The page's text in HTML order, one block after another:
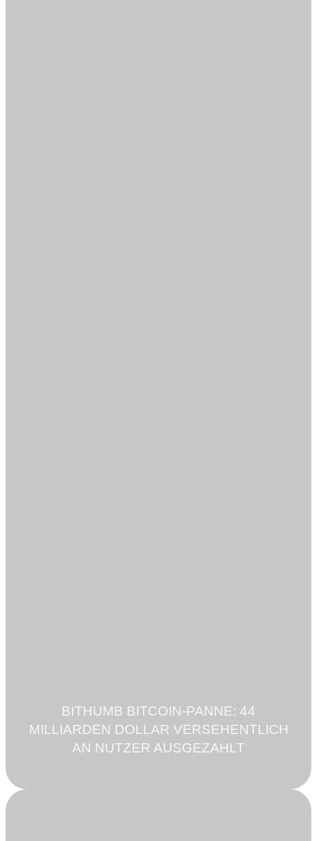
BITHUMB BITCOIN-PANNE: 44
MILLIARDEN DOLLAR VERSEHENTLICH
AN NUTZER AUSGEZAHLT